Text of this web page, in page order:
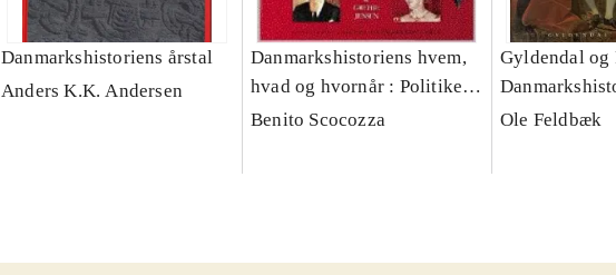
Danmarkshistoriens årstal
Anders K.K. Andersen
Danmarkshistoriens hvem,
hvad og hvornår : Politikens
étbinds Danmarkshistorie
Benito Scocozza
Gyldendal og
Den lange
Ole Feldbæk